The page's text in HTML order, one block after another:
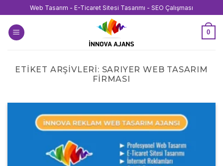
atla
Web Tasarım - E-Ticaret Sitesi Tasarımı - SEO Çalışması
0
ETIKET ARŞIVLERI: SARIYER WEB TASARIM
FIRMASI